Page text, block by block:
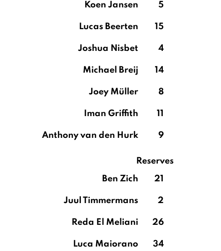
Koen Jansen 5
Lucas Beerten 15
Joshua Nisbet 4
Michael Breij 14
Joey Müller 8
Iman Griffith 11
Anthony van den Hurk 9
Reserves
Ben Zich
21
Juul Timmermans 2
Reda El Meliani 26
Luca Maiorano 34